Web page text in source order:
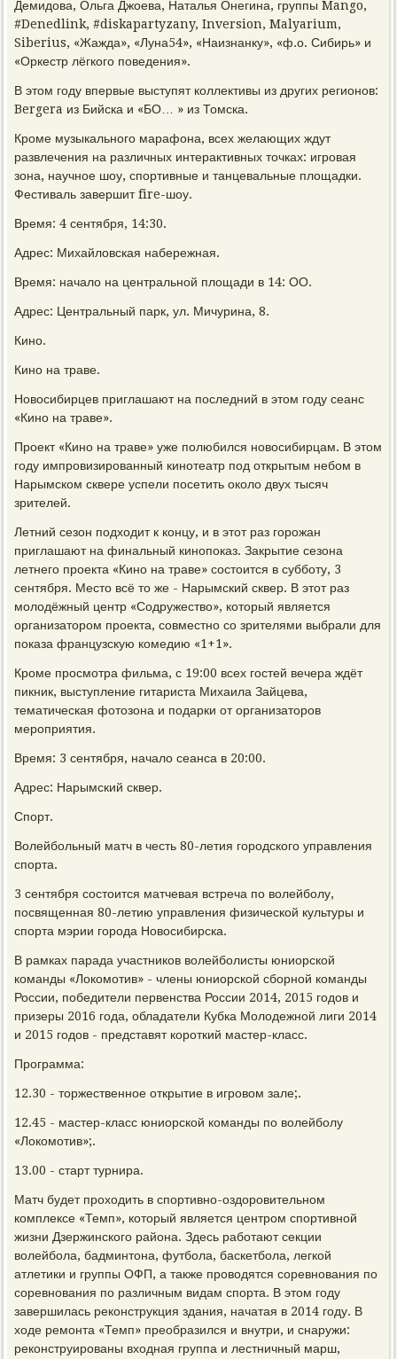
Демидова, Ольга Джоева, Наталья Онегина, группы Mango,
#Denedlink, #diskapartyzany, Inversion, Malyarium,
Siberius, «Жажда», «Луна54», «Наизнанку», «ф.о. Сибирь» и
«Оркестр лёгкого поведения».
В этом году впервые выступят коллективы из других регионов:
Bergera из Бийска и «БО… » из Томска.
Кроме музыкального марафона, всех желающих ждут
развлечения на различных интерактивных точках: игровая
зона, научное шоу, спортивные и танцевальные площадки.
Фестиваль завершит fire-шоу.
Время: 4 сентября, 14:30.
Адрес: Михайловская набережная.
Время: начало на центральной площади в 14: ОО.
Адрес: Центральный парк, ул. Мичурина, 8.
Кино.
Кино на траве.
Новосибирцев приглашают на последний в этом году сеанс
«Кино на траве».
Проект «Кино на траве» уже полюбился новосибирцам. В этом
году импровизированный кинотеатр под открытым небом в
Нарымском сквере успели посетить около двух тысяч
зрителей.
Летний сезон подходит к концу, и в этот раз горожан
приглашают на финальный кинопоказ. Закрытие сезона
летнего проекта «Кино на траве» состоится в субботу, 3
сентября. Место всё то же - Нарымский сквер. В этот раз
молодёжный центр «Содружество», который является
организатором проекта, совместно со зрителями выбрали для
показа французскую комедию «1+1».
Кроме просмотра фильма, с 19:00 всех гостей вечера ждёт
пикник, выступление гитариста Михаила Зайцева,
тематическая фотозона и подарки от организаторов
мероприятия.
Время: 3 сентября, начало сеанса в 20:00.
Адрес: Нарымский сквер.
Спорт.
Волейбольный матч в честь 80-летия городского управления
спорта.
3 сентября состоится матчевая встреча по волейболу,
посвященная 80-летию управления физической культуры и
спорта мэрии города Новосибирска.
В рамках парада участников волейболисты юниорской
команды «Локомотив» - члены юниорской сборной команды
России, победители первенства России 2014, 2015 годов и
призеры 2016 года, обладатели Кубка Молодежной лиги 2014
и 2015 годов - представят короткий мастер-класс.
Программа:
12.30 - торжественное открытие в игровом зале;.
12.45 - мастер-класс юниорской команды по волейболу
«Локомотив»;.
13.00 - старт турнира.
Матч будет проходить в спортивно-оздоровительном
комплексе «Темп», который является центром спортивной
жизни Дзержинского района. Здесь работают секции
волейбола, бадминтона, футбола, баскетбола, легкой
атлетики и группы ОФП, а также проводятся соревнования по
соревнования по различным видам спорта. В этом году
завершилась реконструкция здания, начатая в 2014 году. В
ходе ремонта «Темп» преобразился и внутри, и снаружи:
реконструированы входная группа и лестничный марш,